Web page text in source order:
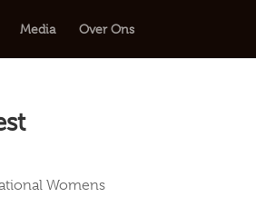
Media Over Ons
Womens